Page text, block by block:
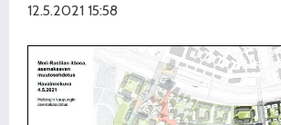
12.5.2021 15:58